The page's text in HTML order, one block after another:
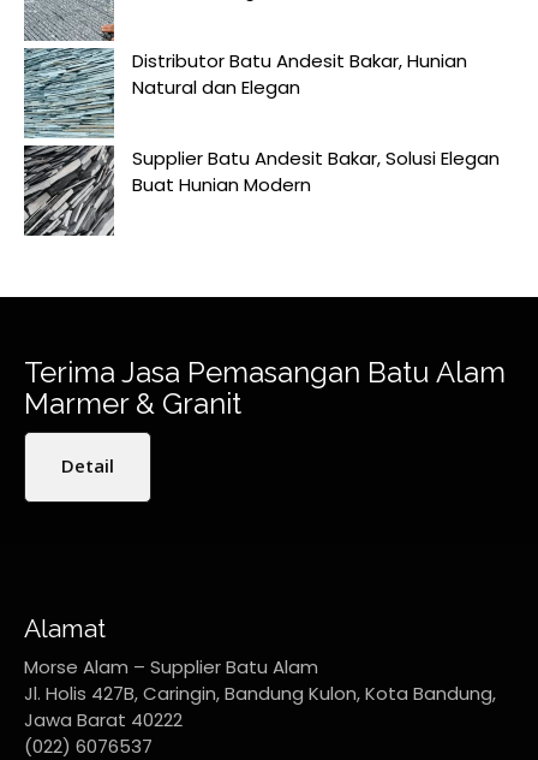
Distributor Batu Andesit Bakar, Hunian
Natural dan Elegan
Supplier Batu Andesit Bakar, Solusi Elegan
Buat Hunian Modern
Terima Jasa Pemasangan Batu Alam
Marmer & Granit
Detail
Alamat
Morse Alam – Supplier Batu Alam
Jl. Holis 427B, Caringin, Bandung Kulon, Kota Bandung,
Jawa Barat 40222
(022) 6076537